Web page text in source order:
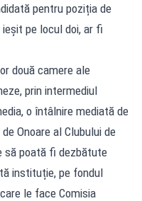
pentru poziția de
pe locul doi, ar fi
două camere ale
prin intermediul
o întâlnire mediată de
Onoare al Clubului de
să poată fi dezbătute
instituție, pe fondul
le face Comisia